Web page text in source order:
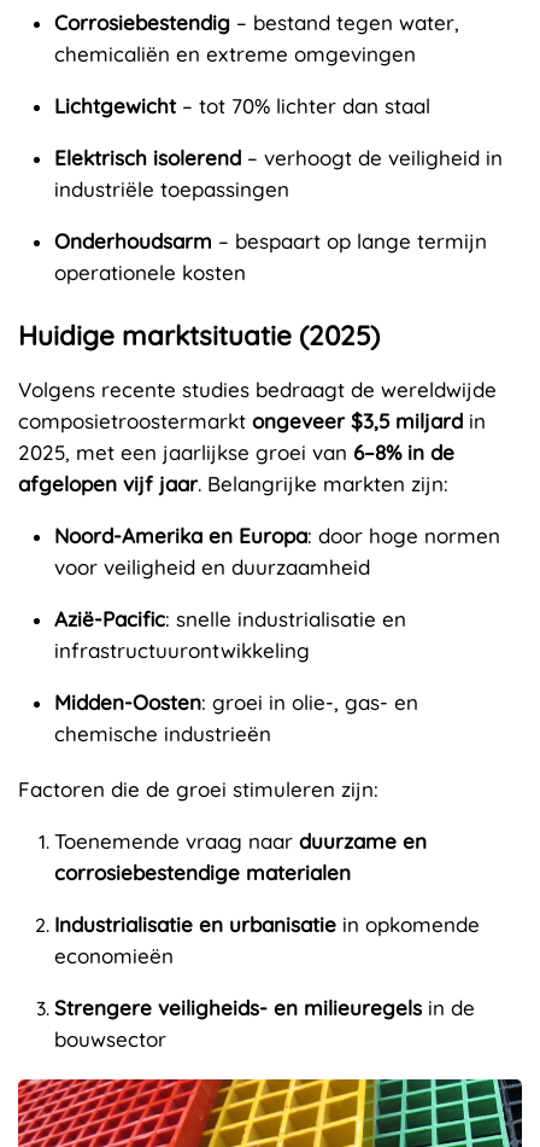
Corrosiebestendig – bestand tegen water,
chemicaliën en extreme omgevingen
Lichtgewicht– tot 70% lichter dan staal
Elektrisch isolerend – verhoogt de veiligheid in
industriële toepassingen
Onderhoudsarm – bespaart op lange termijn
operationele kosten
Huidige marktsituatie (2025)
Volgens recente studies bedraagt de wereldwijde
composietroostermarkt ongeveer $3,5 miljard in
2025, met een jaarlijkse groei van 6–8% in de
afgelopen vijf jaar. Belangrijke markten zijn:
Noord-Amerika en Europa: door hoge normen
voor veiligheid en duurzaamheid
Azië-Pacific: snelle industrialisatie en
infrastructuurontwikkeling
Midden-Oosten: groei in olie-, gas- en
chemische industrieën
Factoren die de groei stimuleren zijn:
Toenemende vraag naar duurzame en
corrosiebestendige materialen
Industrialisatie en urbanisatie in opkomende
economieën
Strengere veiligheids- en milieuregels in de
bouwsector